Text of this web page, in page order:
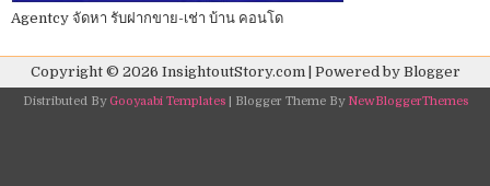
Agentcy จัดหา รับฝากขาย-เช่า บ้าน คอนโด
Copyright © 2026 InsightoutStory.com| Powered by Blogger
Distributed By Gooyaabi Templates| Blogger Theme By NewBloggerThemes